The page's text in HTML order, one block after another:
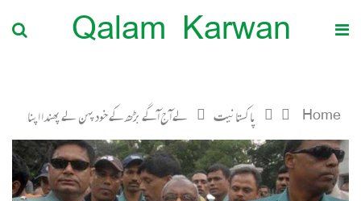
Qalam Karwan
Home پاکستانیت لے آج آگے بڑھ کے خود پہن لے پھندا اپنا